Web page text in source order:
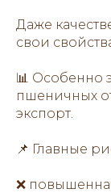
Даже
свои
📊 Особенно
пшеничных
экспорт.
📌 Главные
❌